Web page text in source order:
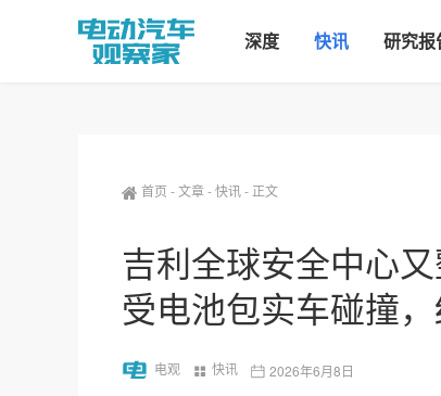
深度 快讯 研究报
首页 -文章-快讯- 正文
吉利全球安全中心
受电池包实车碰撞
电观 快讯 2026年6月8日